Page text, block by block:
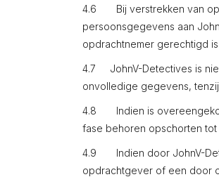
4.6 Bij verstrekken van
persoonsgegevens aan
opdrachtnemer gerechtigd
4.7 JohnV-Detectives is
onvolledige gegevens,
4.8 Indien is
fase behoren opschorten
4.9 Indien door JohnV-
opdrachtgever of een door